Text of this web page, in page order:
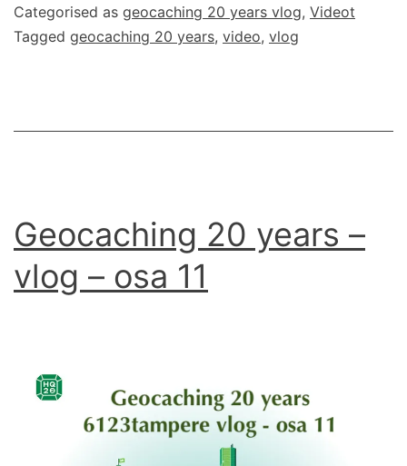
vlog
–
Categorised as geocaching 20 years vlog, Videot
Tagged geocaching 20 years, video, vlog
Geocaching 20 years –
vlog – osa 11